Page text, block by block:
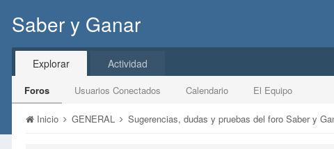
Saber y Ganar
Explorar
Foros Usuarios Conectados Calendario El Equipo
Actividad
Inicio GENERAL Sugerencias, dudas y pruebas del foro Saber y